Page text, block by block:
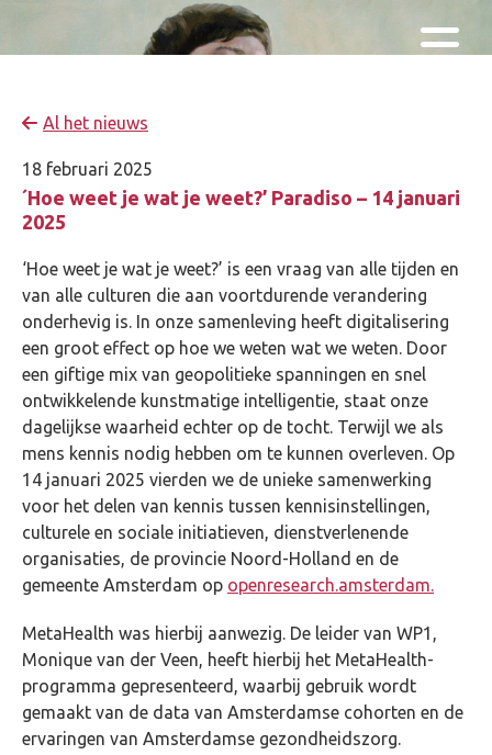
Skip and go to content
Directly to navigation
Al het nieuws
18 februari 2025
´Hoe weet je wat je weet?’ Paradiso – 14 januari
2025
‘Hoe weet je wat je weet?’ is een vraag van alle tijden en
van alle culturen die aan voortdurende verandering
onderhevig is. In onze samenleving heeft digitalisering
een groot effect op hoe we weten wat we weten. Door
een giftige mix van geopolitieke spanningen en snel
ontwikkelende kunstmatige intelligentie, staat onze
dagelijkse waarheid echter op de tocht. Terwijl we als
mens kennis nodig hebben om te kunnen overleven. Op
14 januari 2025 vierden we de unieke samenwerking
voor het delen van kennis tussen kennisinstellingen,
culturele en sociale initiatieven, dienstverlenende
organisaties, de provincie Noord-Holland en de
gemeente Amsterdam op openresearch.amsterdam.
MetaHealth was hierbij aanwezig. De leider van WP1,
Monique van der Veen, heeft hierbij het MetaHealth-
programma gepresenteerd, waarbij gebruik wordt
gemaakt van de data van Amsterdamse cohorten en de
ervaringen van Amsterdamse gezondheidszorg.